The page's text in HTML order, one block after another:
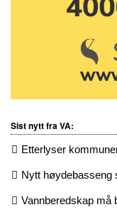
Sist nytt fra VA:
Etterlyser
Nytt høydebasseng
Vannberedskap må